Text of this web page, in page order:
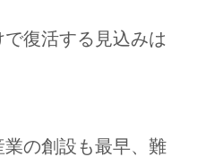
復活する見込みは
の創設も最早、難